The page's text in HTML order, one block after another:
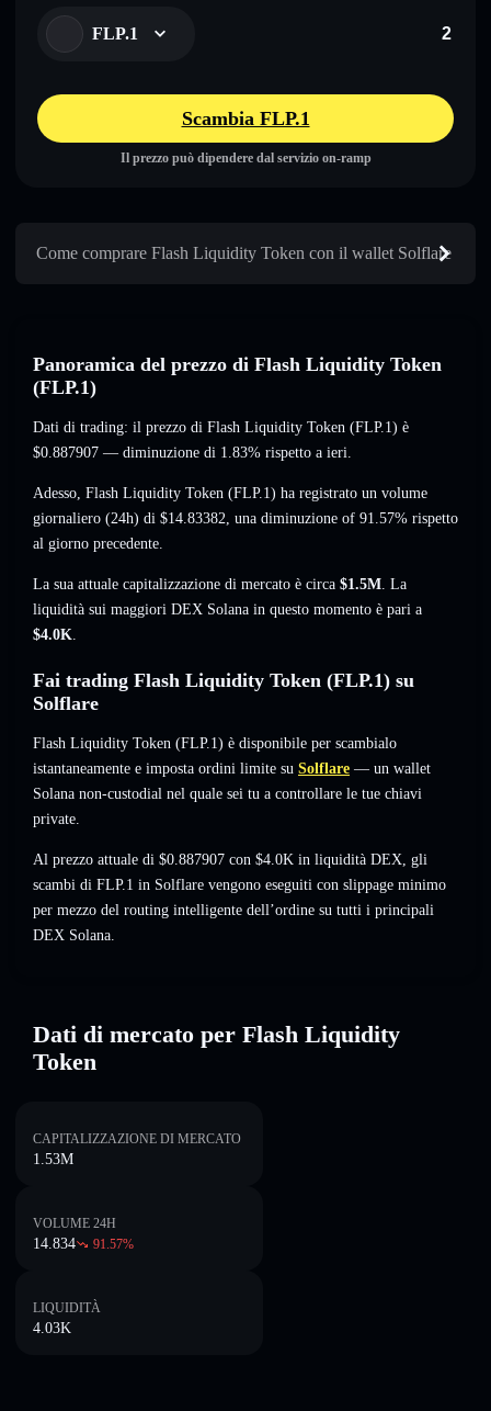
FLP.1
Scambia FLP.1
Il prezzo può dipendere dal servizio on-ramp
Come comprare Flash Liquidity Token con il wallet Solflare
Panoramica del prezzo di Flash Liquidity Token
(FLP.1)
Dati di trading: il prezzo di Flash Liquidity Token (FLP.1) è
$0.887907 — diminuzione di 1.83% rispetto a ieri.
Adesso, Flash Liquidity Token (FLP.1) ha registrato un volume
giornaliero (24h) di $14.83382, una diminuzione of 91.57% rispetto
al giorno precedente.
La sua attuale capitalizzazione di mercato è circa $1.5M. La
liquidità sui maggiori DEX Solana in questo momento è pari a
$4.0K.
Fai trading Flash Liquidity Token (FLP.1) su
Solflare
Flash Liquidity Token (FLP.1) è disponibile per scambialo
istantaneamente e imposta ordini limite su Solflare — un wallet
Solana non-custodial nel quale sei tu a controllare le tue chiavi
private.
Al prezzo attuale di $0.887907 con $4.0K in liquidità DEX, gli
scambi di FLP.1 in Solflare vengono eseguiti con slippage minimo
per mezzo del routing intelligente dell’ordine su tutti i principali
DEX Solana.
Dati di mercato per Flash Liquidity
Token
CAPITALIZZAZIONE DI MERCATO
1.53M
VOLUME 24H
14.834 91.57%
LIQUIDITÀ
4.03K